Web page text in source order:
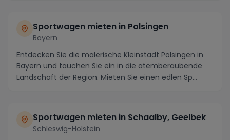
Sportwagen mieten in Polsingen
Bayern
Entdecken Sie die malerische Kleinstadt Polsingen in
Bayern und tauchen Sie ein in die atemberaubende
Landschaft der Region. Mieten Sie einen edlen Sp...
Sportwagen mieten in Schaalby, Geelbek
Schleswig-Holstein